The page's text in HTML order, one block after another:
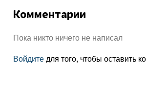
Комментарии
Пока никто ничего не написал
Войдитедля того, чтобы оставить